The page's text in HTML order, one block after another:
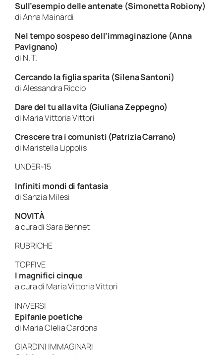
Sull’esempio delle antenate (Simonetta Robiony)
di Anna Mainardi
Nel tempo sospeso dell’immaginazione (Anna
Pavignano)
di N. T.
Cercando la figlia sparita (Silena Santoni)
di Alessandra Riccio
Dare del tu alla vita (Giuliana Zeppegno)
di Maria Vittoria Vittori
Crescere tra i comunisti (Patrizia Carrano)
di Maristella Lippolis
UNDER-15
Infiniti mondi di fantasia
di Sanzia Milesi
NOVITÀ
a cura di Sara Bennet
RUBRICHE
TOPFIVE
I magnifici cinque
a cura di Maria Vittoria Vittori
IN/VERSI
Epifanie poetiche
di Maria Clelia Cardona
GIARDINI IMMAGINARI